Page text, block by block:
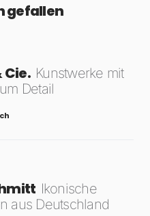
gefallen
Cie. Kunstwerke mit
Detail
Ikonische
aus Deutschland